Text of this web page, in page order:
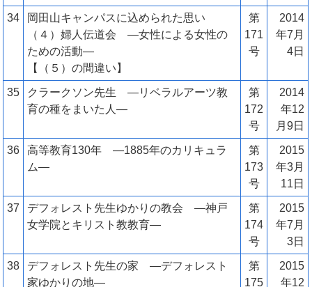
34
岡田山キャンパスに込められた思い
（４）婦人伝道会 ―女性による女性の
ための活動―
【（５）の間違い】
第
171
号
2014
年7月
4日
35
クラークソン先生 ―リベラルアーツ教
育の種をまいた人―
第
172
号
2014
年12
月9日
36
高等教育130年 ―1885年のカリキュラ
ム―
第
173
号
2015
年3月
11日
37
デフォレスト先生ゆかりの教会 ―神戸
女学院とキリスト教教育―
第
174
号
2015
年7月
3日
38
デフォレスト先生の家 ―デフォレスト
家ゆかりの地―
第
175
2015
年12